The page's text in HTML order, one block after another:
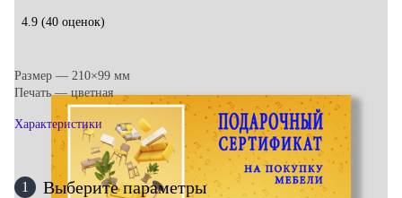
4.9 (40 оценок)
Размер — 210×99 мм
Печать — цветная
Характеристики
1 Выберите параметры